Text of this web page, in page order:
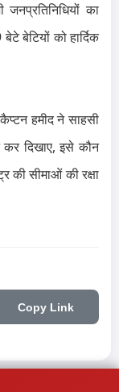
का
बेटियों को हार्दिक
हमीद ने साहसी
दिखाए, इसे कौन
की सीमाओं की रक्षा
Copy Link